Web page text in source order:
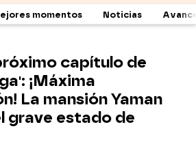
momentos Noticias
capítulo de
¡Máxima
La mansión Yaman
grave estado de